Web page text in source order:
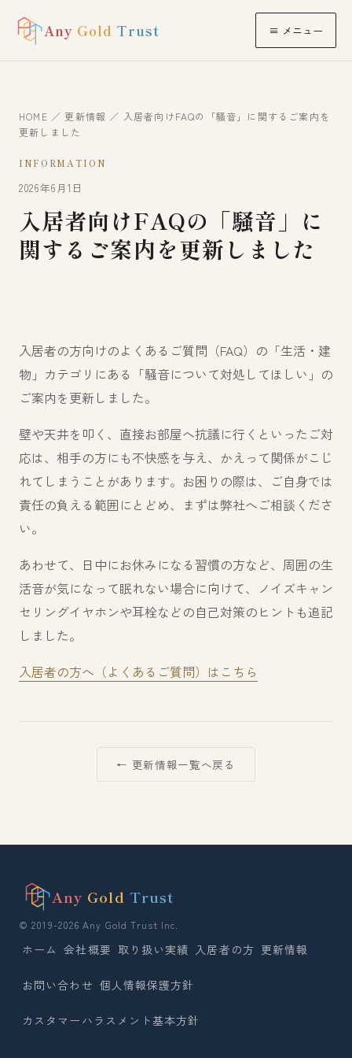
Any Gold Trust ≡ メニュー
HOME ／ 更新情報 ／ 入居者向けFAQの「騒音」に関するご案内を
更新しました
INFORMATION
2026年6月1日
入居者向けFAQの「騒音」に
関するご案内を更新しました
入居者の方向けのよくあるご質問（FAQ）の「生活・建
物」カテゴリにある「騒音について対処してほしい」の
ご案内を更新しました。
壁や天井を叩く、直接お部屋へ抗議に行くといったご対
応は、相手の方にも不快感を与え、かえって関係がこじ
れてしまうことがあります。お困りの際は、ご自身では
責任の負える範囲にとどめ、まずは弊社へご相談くださ
い。
あわせて、日中にお休みになる習慣の方など、周囲の生
活音が気になって眠れない場合に向けて、ノイズキャン
セリングイヤホンや耳栓などの自己対策のヒントも追記
しました。
入居者の方へ（よくあるご質問）はこちら
← 更新情報一覧へ戻る
Any Gold Trust
© 2019-2026 Any Gold Trust Inc.
ホーム 会社概要 取り扱い実績 入居者の方 更新情報
お問い合わせ 個人情報保護方針
カスタマーハラスメント基本方針